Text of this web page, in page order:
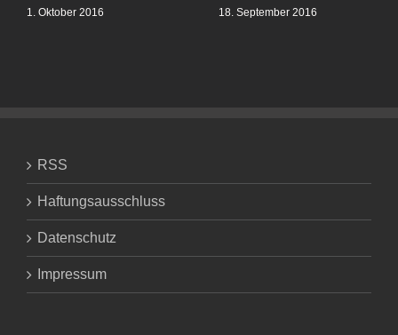
1. Oktober 2016 18. September 2016
RSS
Haftungsausschluss
Datenschutz
Impressum